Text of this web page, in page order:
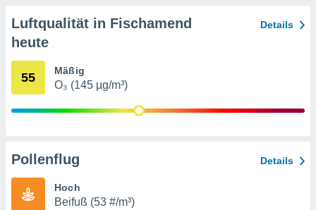
zur
der
Luftqualität in Fischamend
heute
Details
55 Mäßig
O₃ (145 µg/m³)
Pollenflug Details
Hoch
Beifuß (53 #/m³)